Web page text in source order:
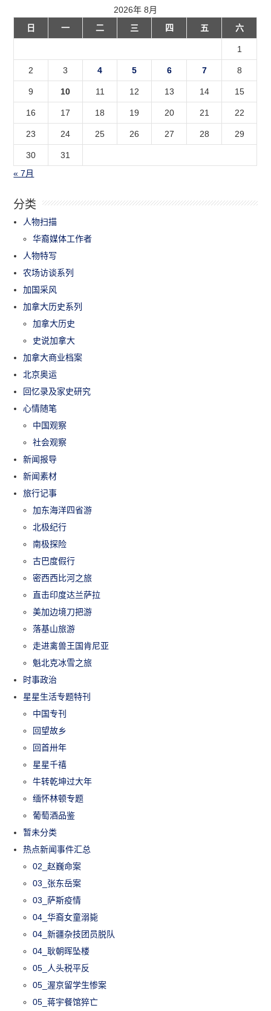
2026年 8月
日
一 二 三 四 五 六
1
2 3 4 5 6 7 8
9 10 11 12 13 14 15
16 17 18 19 20 21 22
23 24 25 26 27 28 29
30
31
« 7月
分类
人物扫描
华裔媒体工作者
人物特写
农场访谈系列
加国采风
加拿大历史系列
加拿大历史
史说加拿大
加拿大商业档案
北京奥运
回忆录及家史研究
心情随笔
中国观察
社会观察
新闻报导
新闻素材
旅行记事
加东海洋四省游
北极纪行
南极探险
古巴度假行
密西西比河之旅
直击印度达兰萨拉
美加边境刀把游
落基山旅游
走进禽兽王国肯尼亚
魁北克冰雪之旅
时事政治
星星生活专题特刊
中国专刊
回望故乡
回首卅年
星星千禧
牛转乾坤过大年
缅怀林顿专题
葡萄酒品鉴
暂未分类
热点新闻事件汇总
02_赵巍命案
03_张东岳案
03_萨斯疫情
04_华裔女童溺毙
04_新疆杂技团员脱队
04_耿朝晖坠楼
05_人头税平反
05_渥京留学生惨案
05_蒋宇餐馆猝亡